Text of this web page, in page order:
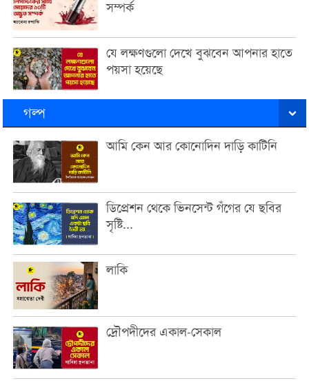
সম্পর্ক
যে লক্ষণগুলো দেখে বুঝবেন আপনার হাতে
পয়সা হয়েছে
গল্প
আমি কেন আর কোনোদিন দাড়ি কাটিনি
ডিপ্রেশন থেকে ভিনসেন্ট গঁগের যে ছবির
সৃষ্টি...
লাকি
দ্রৌপদীদের একাল-সেকাল